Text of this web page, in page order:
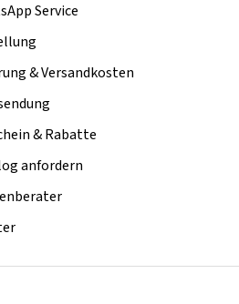
Service
& Versandkosten
& Rabatte
anfordern